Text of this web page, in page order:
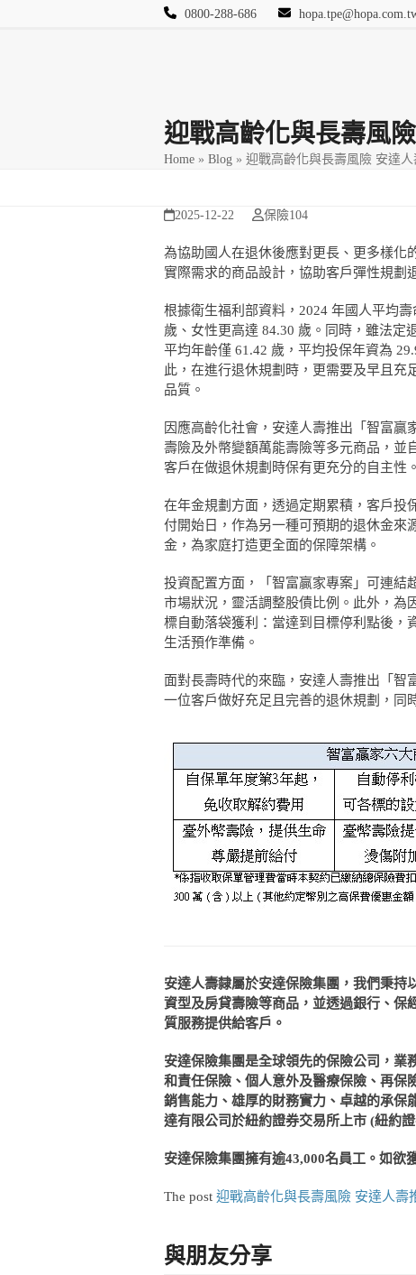
0800-288-686
迎戰高齡化與長壽風
Home » Blog » 迎戰高齡化與長壽風險 安達人
2025-12-22 保險104
為協助國人在退休後應對更長、更多樣化
實際需求的商品設計，協助客戶彈性規劃
根據衛生福利部資料，2024 年國人平均
歲、女性更高達 84.30 歲。同時，雖法定
平均年齡僅 61.42 歲，平均投保年資為
此，在進行退休規劃時，更需要及早且充
品質。
因應高齡化社會，安達人壽推出「智富
壽險及外幣變額萬能壽險等多元商品，並
客戶在做退休規劃時保有更充分的自主性。
在年金規劃方面，透過定期累積，客戶投
付開始日，作為另一種可預期的退休金來
金，為家庭打造更全面的保障架構。
投資配置方面，「智富贏家專案」可連結
市場狀況，靈活調整股債比例。此外，為
標自動落袋獲利：當達到目標停利點後，
生活預作準備。
面對長壽時代的來臨，安達人壽推出「智
一位客戶做好充足且完善的退休規劃，同
安達人壽隸屬於安達保險集團，我們秉持
資型及房貸壽險等商品，並透過銀行、保
質服務提供給客戶。
安達保險集團是全球領先的保險公司，業
和責任保險、個人意外及醫療保險、再保
銷售能力、雄厚的財務實力、卓越的承保
達有限公司於紐約證券交易所上市 (紐約
安達保險集團擁有逾43,000名員工。如欲
The post 迎戰高齡化與長壽風險 安達人壽
與朋友分享